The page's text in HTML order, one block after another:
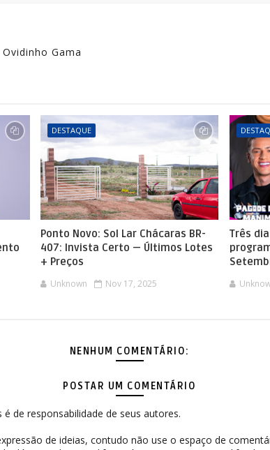
Gama
DESTAQUE
Ponto Novo: Sol Lar Chácaras BR-
407: Invista Certo — Últimos Lotes
+ Preços
Unknown Nov 17, 2025
Três
NENHUM COMENTÁRIO:
POSTAR UM COMENTÁRIO
de responsabilidade de seus autores.
de ideias, contudo não use o espaço de